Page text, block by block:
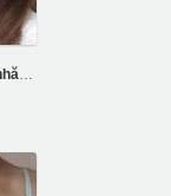
Phẫu thuật V-line, gò má, rãnh nếp nhăn mũi, nâng cơ mặt ...